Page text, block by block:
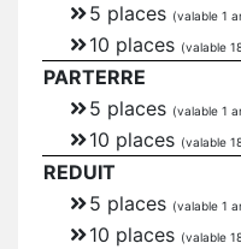
5 places (valable 1
10 places (valable
PARTERRE
5 places (valable 1
10 places (valable
REDUIT
5 places (valable 1
10 places (valable